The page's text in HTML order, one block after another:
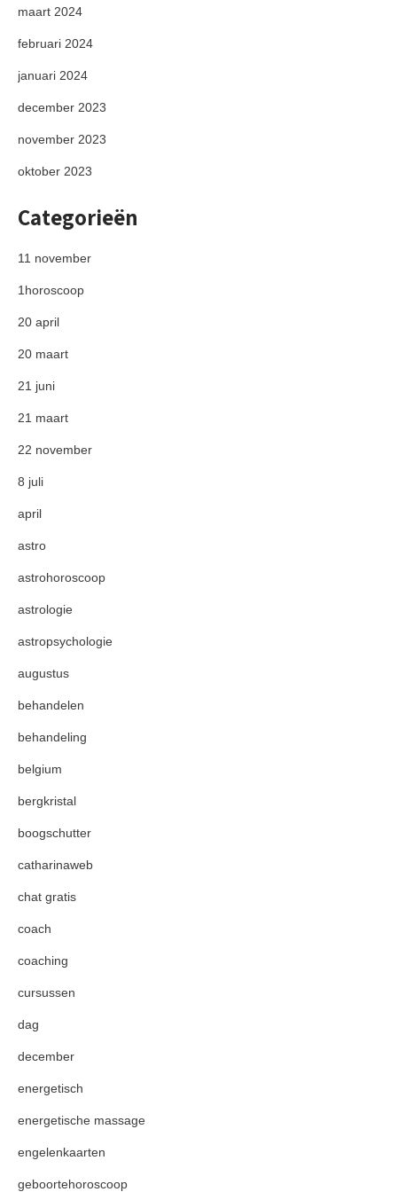
maart 2024
februari 2024
januari 2024
december 2023
november 2023
oktober 2023
Categorieën
11 november
1horoscoop
20 april
20 maart
21 juni
21 maart
22 november
8 juli
april
astro
astrohoroscoop
astrologie
astropsychologie
augustus
behandelen
behandeling
belgium
bergkristal
boogschutter
catharinaweb
chat gratis
coach
coaching
cursussen
dag
december
energetisch
energetische massage
engelenkaarten
geboortehoroscoop